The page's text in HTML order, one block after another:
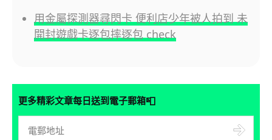
用金屬探測器尋閃卡 便利店少年被人拍到 未
開封遊戲卡逐包摔逐包 check
更多精彩文章每日送到電子郵箱📮